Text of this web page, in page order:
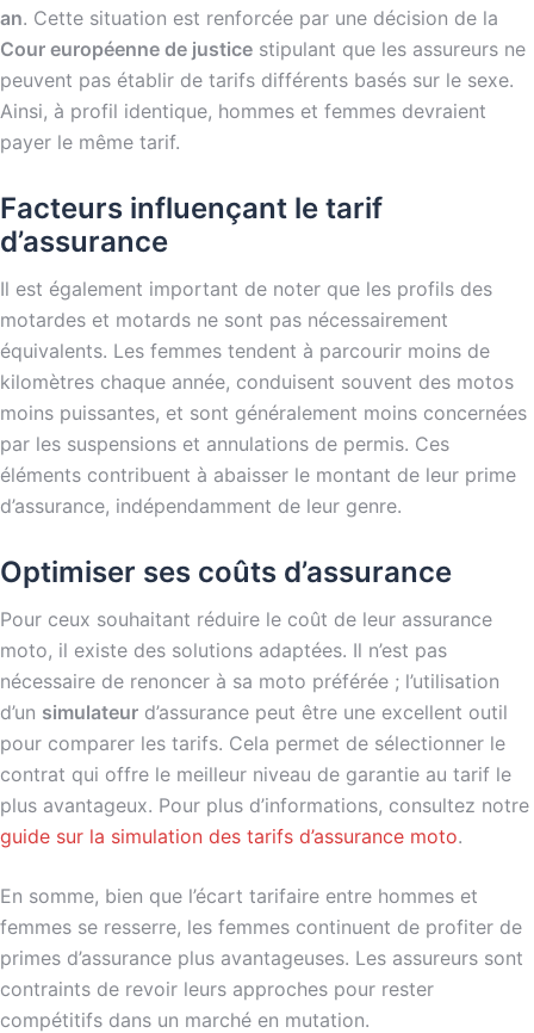
an. Cette situation est renforcée par une décision de la
Cour européenne de justice stipulant que les assureurs ne
peuvent pas établir de tarifs différents basés sur le sexe.
Ainsi, à profil identique, hommes et femmes devraient
payer le même tarif.
Facteurs influençant le tarif
d’assurance
Il est également important de noter que les profils des
motardes et motards ne sont pas nécessairement
équivalents. Les femmes tendent à parcourir moins de
kilomètres chaque année, conduisent souvent des motos
moins puissantes, et sont généralement moins concernées
par les suspensions et annulations de permis. Ces
éléments contribuent à abaisser le montant de leur prime
d’assurance, indépendamment de leur genre.
Optimiser ses coûts d’assurance
Pour ceux souhaitant réduire le coût de leur assurance
moto, il existe des solutions adaptées. Il n’est pas
nécessaire de renoncer à sa moto préférée ; l’utilisation
d’un simulateur d’assurance peut être une excellent outil
pour comparer les tarifs. Cela permet de sélectionner le
contrat qui offre le meilleur niveau de garantie au tarif le
plus avantageux. Pour plus d’informations, consultez notre
guide sur la simulation des tarifs d’assurance moto.
En somme, bien que l’écart tarifaire entre hommes et
femmes se resserre, les femmes continuent de profiter de
primes d’assurance plus avantageuses. Les assureurs sont
contraints de revoir leurs approches pour rester
compétitifs dans un marché en mutation.